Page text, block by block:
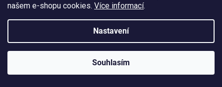
našem e-shopu cookies. Více informací.
Nastavení
Souhlasím
Ano, chci se přihlásit
Zásady zpracování osobních údajů